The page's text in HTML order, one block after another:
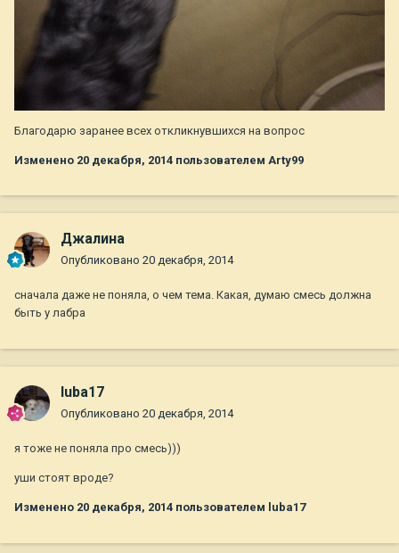
Благодарю заранее всех откликнувшихся на вопрос
Изменено 20 декабря, 2014 пользователем Arty99
Джалина
Опубликовано 20 декабря, 2014
сначала даже не поняла, о чем тема. Какая, думаю смесь должна
быть у лабра
luba17
Опубликовано 20 декабря, 2014
я тоже не поняла про смесь)))
уши стоят вроде?
Изменено 20 декабря, 2014 пользователем luba17